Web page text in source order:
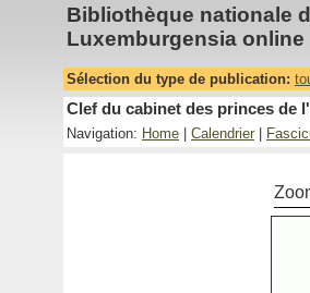
Bibliothèque nationale
Luxemburgensia online
Sélection du type de publication:
Clef du cabinet des princes de
Navigation: Home Calendrier